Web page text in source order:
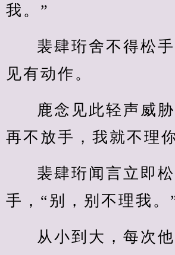
我。”
裴肆珩舍不得松
见有动作。
鹿念见此轻声威
再不放手，我就不理
裴肆珩闻言立即松
手，“别，别不理我。
从小到大，每次